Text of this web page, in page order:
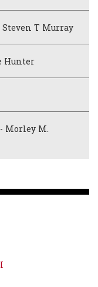
T Murray
Hunter
Morley M.